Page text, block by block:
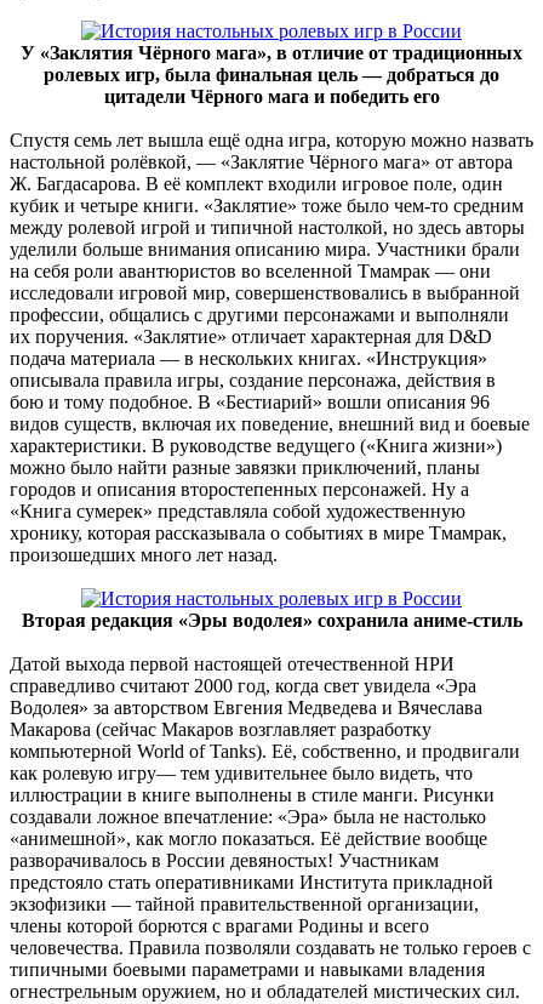
У «Заклятия Чёрного мага», в отличие от традиционных
ролевых игр, была финальная цель — добраться до
цитадели Чёрного мага и победить его
Спустя семь лет вышла ещё одна игра, которую можно назвать
настольной ролёвкой, — «Заклятие Чёрного мага» от автора
Ж. Багдасарова. В её комплект входили игровое поле, один
кубик и четыре книги. «Заклятие» тоже было чем-то средним
между ролевой игрой и типичной настолкой, но здесь авторы
уделили больше внимания описанию мира. Участники брали
на себя роли авантюристов во вселенной Тмамрак — они
исследовали игровой мир, совершенствовались в выбранной
профессии, общались с другими персонажами и выполняли
их поручения. «Заклятие» отличает характерная для D&D
подача материала — в нескольких книгах. «Инструкция»
описывала правила игры, создание персонажа, действия в
бою и тому подобное. В «Бестиарий» вошли описания 96
видов существ, включая их поведение, внешний вид и боевые
характеристики. В руководстве ведущего («Книга жизни»)
можно было найти разные завязки приключений, планы
городов и описания второстепенных персонажей. Ну а
«Книга сумерек» представляла собой художественную
хронику, которая рассказывала о событиях в мире Тмамрак,
произошедших много лет назад.
Вторая редакция «Эры водолея» сохранила аниме-стиль
Датой выхода первой настоящей отечественной НРИ
справедливо считают 2000 год, когда свет увидела «Эра
Водолея» за авторством Евгения Медведева и Вячеслава
Макарова (сейчас Макаров возглавляет разработку
компьютерной World of Tanks). Её, собственно, и продвигали
как ролевую игру— тем удивительнее было видеть, что
иллюстрации в книге выполнены в стиле манги. Рисунки
создавали ложное впечатление: «Эра» была не настолько
«анимешной», как могло показаться. Её действие вообще
разворачивалось в России девяностых! Участникам
предстояло стать оперативниками Института прикладной
экзофизики — тайной правительственной организации,
члены которой борются с врагами Родины и всего
человечества. Правила позволяли создавать не только героев с
типичными боевыми параметрами и навыками владения
огнестрельным оружием, но и обладателей мистических сил.